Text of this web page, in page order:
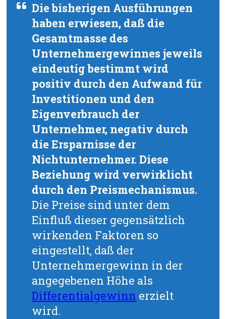
Die bisherigen Ausführungen
haben erwiesen, daß die
Gesamtmasse des
Unternehmergewinnes jeweils
eindeutig bestimmt wird
positiv durch den Aufwand für
Investitionen und den
Eigenverbrauch der
Unternehmer, negativ durch
die Ersparnisse der
Nichtunternehmer. Diese
Beziehung wird verwirklicht
durch den Preismechanismus.
Die Preise sind unter dem
Einfluß dieser gegensätzlich
wirkenden Faktoren so
eingestellt, daß der
Unternehmergewinn in der
angegebenen Höhe als
Differentialgewinn erzielt
wird.